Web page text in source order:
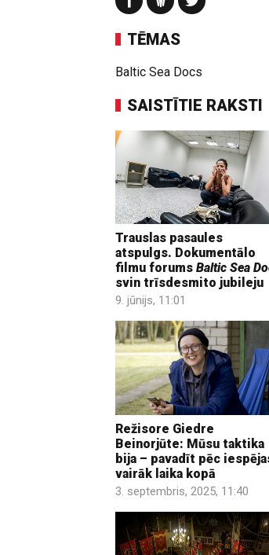
TĒMAS
Baltic Sea Docs
SAISTĪTIE RAKSTI
Trauslas pasaules
atspulgs. Dokumentālo
filmu forums Baltic Sea
svin trīsdesmito jubileju
9. jūnijs, 11:01
Režisore Giedre
Beinorjūte: Mūsu taktika
bija – pavadīt pēc
vairāk laika kopā
3. septembris, 2025, 11:40